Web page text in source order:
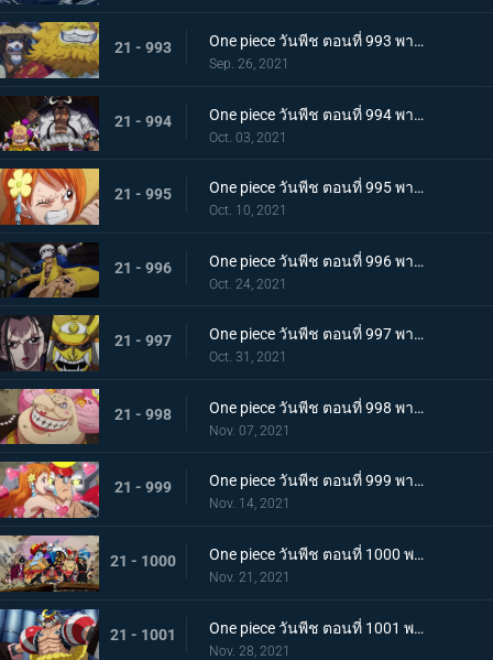
21 - 993 One piece วันพีช ตอนที่ 993 พากย์ไทย ระเบิด! พันธนาการที่มัดอิสระของยามาโตะ
Sep. 26, 2021
21 - 994 One piece วันพีช ตอนที่ 994 พากย์ไทย ปลอกดาบแดงดวลกันตัวต่อตัว คิคุโนะโจ ปะทะ คันจูโร่
Oct. 03, 2021
21 - 995 One piece วันพีช ตอนที่ 995 พากย์ไทย จู่โจมปณิธานของโอเด้งที่สืบทอดมา
Oct. 10, 2021
21 - 996 One piece วันพีช ตอนที่ 996 พากย์ไทย โอนิกาชิมะสั่นสะเทือน ลูฟี่เริ่มสงครามเต็มรูปแบบ
Oct. 24, 2021
21 - 997 One piece วันพีช ตอนที่ 997 พากย์ไทย การต่อสู้ใต้แสงจันทร์ นักรบคลั่ง ซูลอง
Oct. 31, 2021
21 - 998 One piece วันพีช ตอนที่ 998 พากย์ไทย ซุสเป็นปฏิปักษ์! นามิเข้าตาจน!
Nov. 07, 2021
21 - 999 One piece วันพีช ตอนที่ 999 พากย์ไทย เราจะปกป้องเจ้า การพบกันระหว่างยามาโตะกับโมโมโนะสุเกะ
Nov. 14, 2021
21 - 1000 One piece วันพีช ตอนที่ 1000 พากย์ไทย กำลังรบเหนือระดับ! กลุ่มหมวกฟางรวมพล
Nov. 21, 2021
21 - 1001 One piece วันพีช ตอนที่ 1001 พากย์ไทย การเชื้อเชิญที่อันตราย แผนกำจัดควีน
Nov. 28, 2021